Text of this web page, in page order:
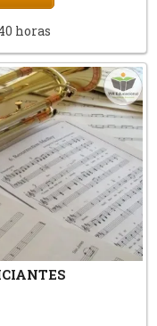
horas